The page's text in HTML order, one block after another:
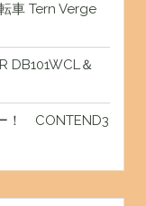
車 Tern Verge
DB101WCL＆
！ CONTEND3